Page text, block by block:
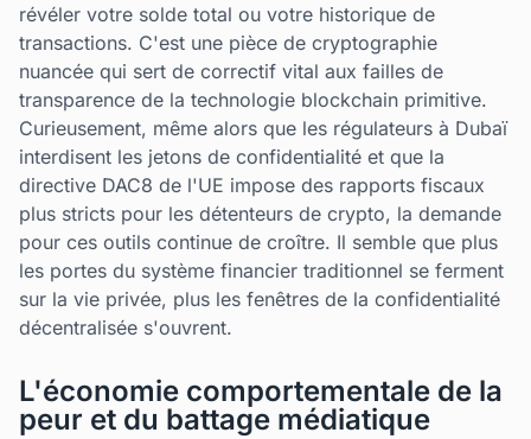
révéler votre solde total ou votre historique de
transactions. C'est une pièce de cryptographie
nuancée qui sert de correctif vital aux failles de
transparence de la technologie blockchain primitive.
Curieusement, même alors que les régulateurs à Dubaï
interdisent les jetons de confidentialité et que la
directive DAC8 de l'UE impose des rapports fiscaux
plus stricts pour les détenteurs de crypto, la demande
pour ces outils continue de croître. Il semble que plus
les portes du système financier traditionnel se ferment
sur la vie privée, plus les fenêtres de la confidentialité
décentralisée s'ouvrent.
L'économie comportementale de la
peur et du battage médiatique